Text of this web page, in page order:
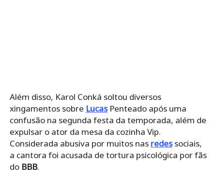
Além disso, Karol Conká soltou diversos
xingamentos sobre LucasPenteado após uma
confusão na segunda festa da temporada, além de
expulsar o ator da mesa da cozinha Vip.
Considerada abusiva por muitos nas redessociais,
a cantora foi acusada de tortura psicológica por fãs
do BBB.